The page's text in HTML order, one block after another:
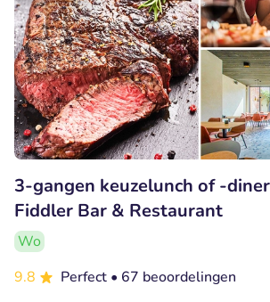
3-gangen keuzelunch of -
Fiddler Bar & Restaurant
Wo
9.8
Perfect • 67 beoordelingen